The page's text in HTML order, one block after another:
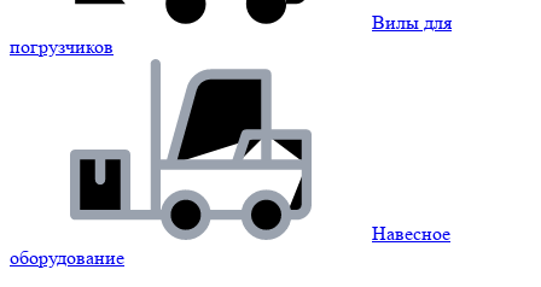
Вилы для
погрузчиков
Навесное
оборудование